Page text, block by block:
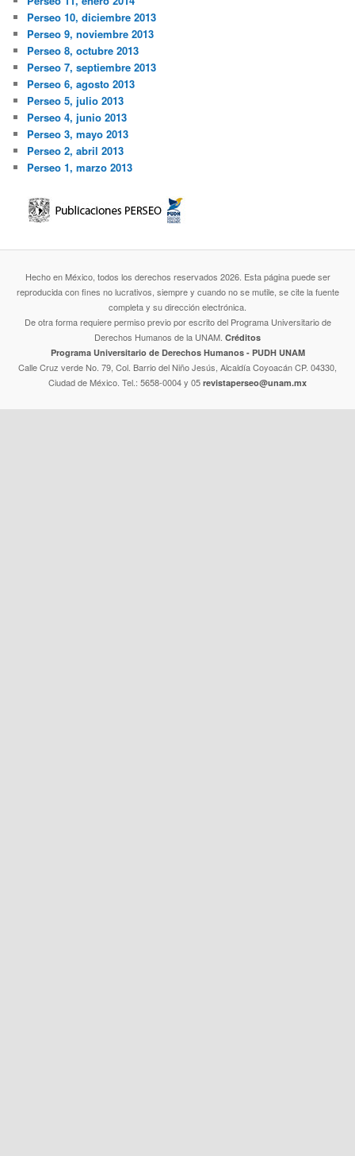
Perseo 10, diciembre 2013
Perseo 9, noviembre 2013
Perseo 8, octubre 2013
Perseo 7, septiembre 2013
Perseo 6, agosto 2013
Perseo 5, julio 2013
Perseo 4, junio 2013
Perseo 3, mayo 2013
Perseo 2, abril 2013
Perseo 1, marzo 2013
Hecho en México, todos los derechos reservados 2026. Esta página puede ser
reproducida con fines no lucrativos, siempre y cuando no se mutile, se cite la fuente
completa y su dirección electrónica.
De otra forma requiere permiso previo por escrito del Programa Universitario de
Derechos Humanos de la UNAM. Créditos
Programa Universitario de Derechos Humanos - PUDH UNAM
Calle Cruz verde No. 79, Col. Barrio del Niño Jesús, Alcaldía Coyoacán CP. 04330,
Ciudad de México. Tel.: 5658-0004 y 05 revistaperseo@unam.mx